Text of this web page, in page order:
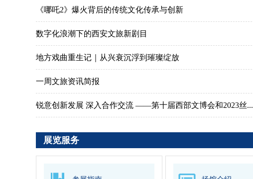
《哪吒2》爆火背后的传统文化传承与创新
数字化浪潮下的西安文旅新剧目
地方戏曲重生记｜从兴衰沉浮到璀璨绽放
一周文旅资讯简报
锐意创新发展 深入合作交流 ——第十届西部文博会和2023丝...
展览服务